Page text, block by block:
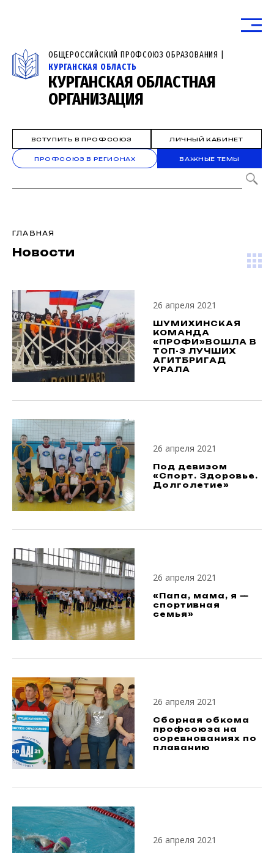
ОБЩЕРОССИЙСКИЙ ПРОФСОЮЗ ОБРАЗОВАНИЯ |
КУРГАНСКАЯ ОБЛАСТЬ
КУРГАНСКАЯ ОБЛАСТНАЯ
ОРГАНИЗАЦИЯ
ВСТУПИТЬ В ПРОФСОЮЗ ЛИЧНЫЙ КАБИНЕТ
ПРОФСОЮЗ В РЕГИОНАХ ВАЖНЫЕ ТЕМЫ
ГЛАВНАЯ
Новости
26 апреля 2021
ШУМИХИНСКАЯ
КОМАНДА
«ПРОФИ»ВОШЛА В
ТОП-3 ЛУЧШИХ
АГИТБРИГАД
УРАЛА
26 апреля 2021
Под девизом
«Спорт. Здоровье.
Долголетие»
26 апреля 2021
«Папа, мама, я —
спортивная
семья»
26 апреля 2021
Сборная обкома
профсоюза на
соревнованиях по
плаванию
26 апреля 2021